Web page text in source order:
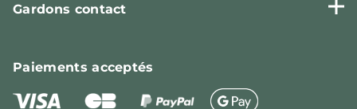
Gardons contact
Paiementsacceptés